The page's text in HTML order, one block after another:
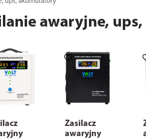
awaryjne,
Zasilacz
awaryjny